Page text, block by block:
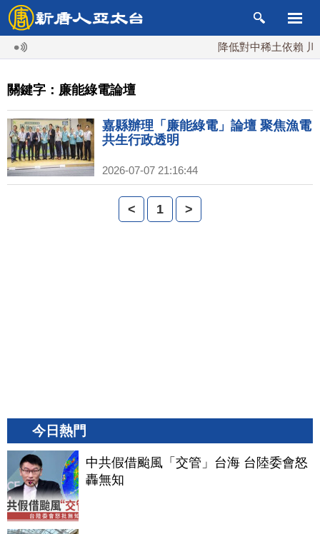
降低對中稀土依賴 川
關鍵字：廉能綠電論壇
嘉縣辦理「廉能綠電」論壇 聚焦漁電
共生行政透明
2026-07-07 21:16:44
< 1 >
今日熱門
中共假借颱風「交管」台海 台陸委會怒
轟無知